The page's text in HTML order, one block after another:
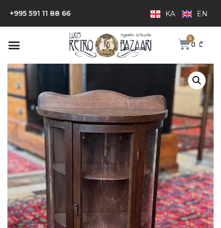
+995 591 11 88 66 KA EN
0 ₾